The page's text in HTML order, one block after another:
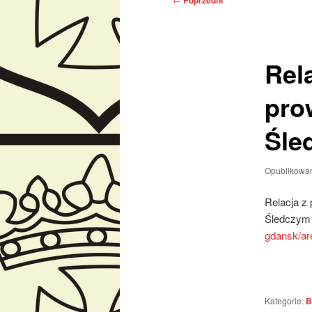
Relacja z
gdansk/
Kategorie: